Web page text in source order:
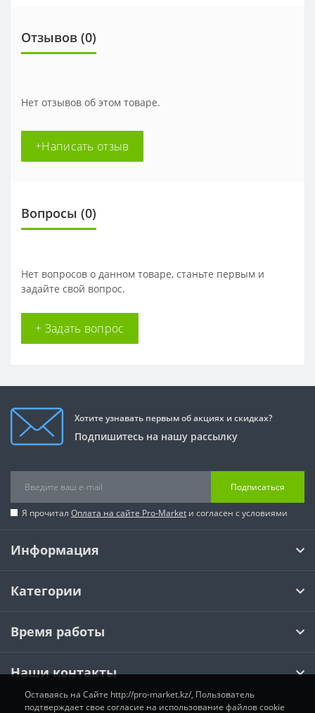
Отзывов (0)
Нет отзывов об этом товаре.
+Написать отзыв
Вопросы (0)
Нет вопросов о данном товаре, станьте первым и
задайте свой вопрос.
+ Задать вопрос
Хотите узнавать первым об акциях и скидках?
Подпишитесь на нашу рассылку
Подписаться
Я прочитал Оплата на сайте Pro-Market и согласен с условиями
Информация
Категории
Время работы
Наши контакты
Оставаясь на Сайте http://pro-market.kz/, Пользователь
подтверждает свое согласие на использование файлов cookie